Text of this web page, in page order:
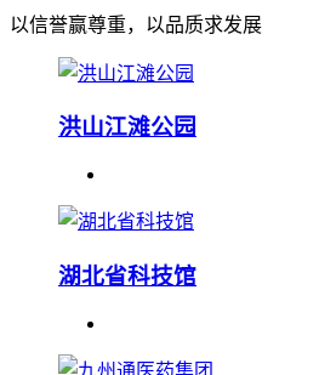
以信誉赢尊重，以品质求发展
洪山江滩公园
湖北省科技馆